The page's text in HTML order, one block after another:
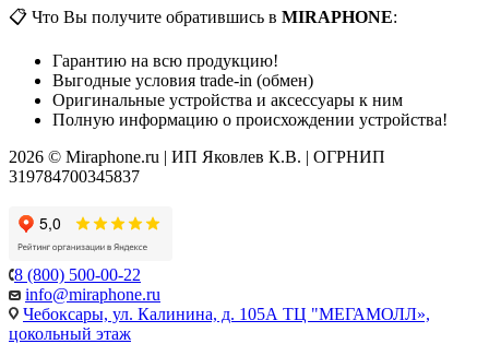
📋 Что Вы получите обратившись в MIRAPHONE:
Гарантию на всю продукцию!
Выгодные условия trade-in (обмен)
Оригинальные устройства и аксессуары к ним
Полную информацию о происхождении устройства!
2026 © Miraphone.ru | ИП Яковлев К.В. | ОГРНИП
319784700345837
8 (800) 500-00-22
info@miraphone.ru
Чебоксары, ул. Калинина, д. 105А ТЦ "МЕГАМОЛЛ»,
цокольный этаж